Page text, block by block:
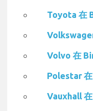
Toyota 在
Volvo 在
Polestar
Vauxhall